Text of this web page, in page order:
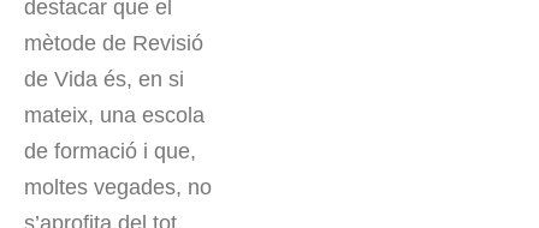
destacar que el
mètode de Revisió
de Vida és, en si
mateix, una escola
de formació i que,
moltes vegades, no